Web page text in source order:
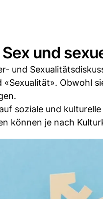
und
und
«Sexualität». Obwohl
soziale und
können je nach